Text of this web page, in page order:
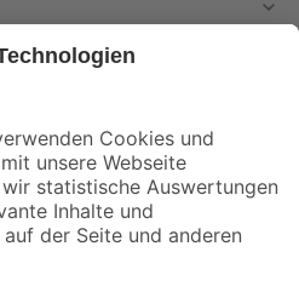
und Aktionen mehr verpassen!